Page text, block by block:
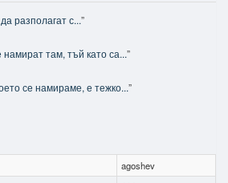
разполагат с...”
там, тъй като са...”
се намираме, е тежко...”
agoshev